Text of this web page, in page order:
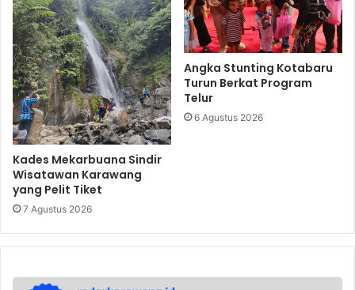
Kades Mekarbuana Sindir
Wisatawan Karawang
yang Pelit Tiket
7 Agustus 2026
Angka Stunting Kotabaru
Turun Berkat Program
Telur
6 Agustus 2026